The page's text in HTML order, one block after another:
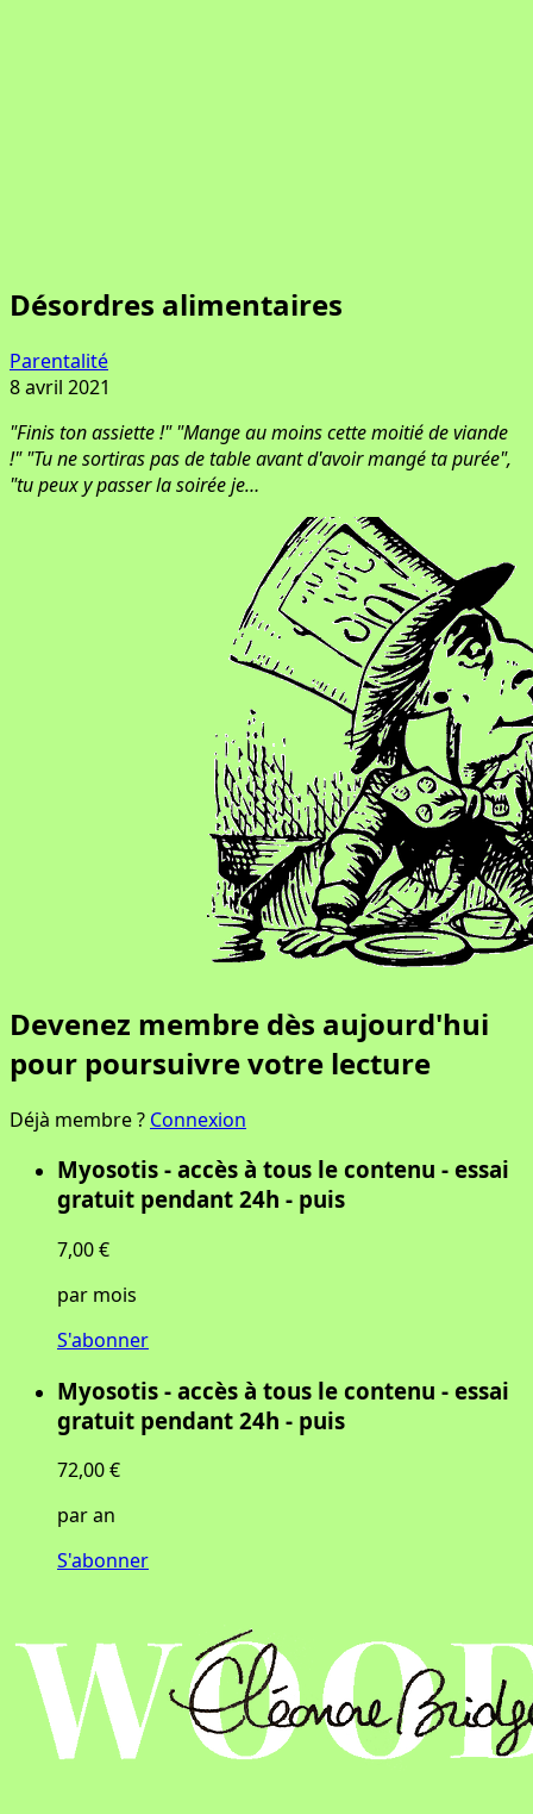
Désordres alimentaires
Parentalité
8 avril 2021
"Finis ton assiette !" "Mange au moins cette moitié de viande
!" "Tu ne sortiras pas de table avant d'avoir mangé ta purée",
"tu peux y passer la soirée je…
Devenez membre dès aujourd'hui
pour poursuivre votre lecture
Déjà membre ? Connexion
Myosotis - accès à tous le contenu - essai
gratuit pendant 24h - puis
7,00 €
par mois
S'abonner
Myosotis - accès à tous le contenu - essai
gratuit pendant 24h - puis
72,00 €
par an
S'abonner